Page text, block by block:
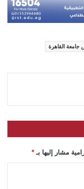
جامعة القاهرة
مشار إليها بـ *